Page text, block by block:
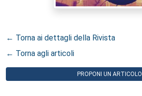
← Torna ai dettagli della Rivista
← Torna agli articoli
PROPONI UN ARTICOLO